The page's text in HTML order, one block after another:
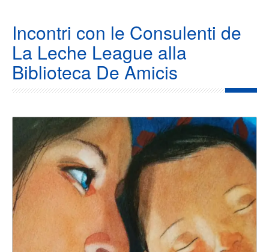
Incontri con le Consulenti de
La Leche League alla
Biblioteca De Amicis